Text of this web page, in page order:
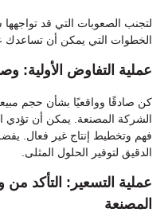
لتجنب الصعوبات التي قد
الخطوات التي يمكن أن تساعدك
عملية التفاوض الأولية:
كن صادقًا وواقعيًا بشأن حجم
الشركة المصنعة. يمكن أن تؤدي
فهم وتخطيط إنتاج غير فعال.
الدقيق لتوفير الحلول المثلى.
عملية التسعير: التأكد
المصنعة